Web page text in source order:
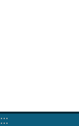
:::